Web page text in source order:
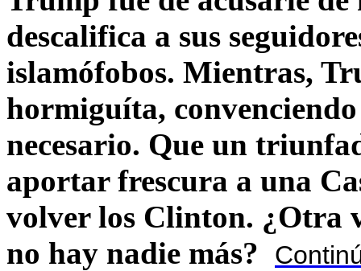
descalifica a sus
islamófobos. Mientras,
hormiguíta,
necesario. Que un
aportar frescura a una
volver los Clinton. ¿Otra
no hay nadie más?